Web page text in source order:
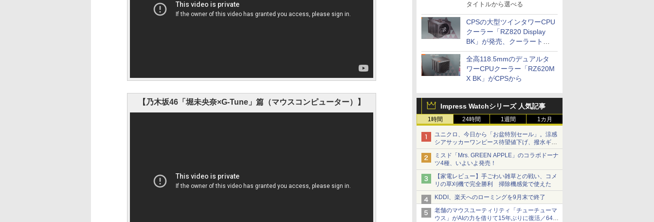
タイトルから選べる
CPSの大型ツインタワーCPU
クーラー「RZ820 Display
BK」が発売、クーラートッ
プに5インチ液晶搭載
全高118.5mmのデュアルタ
ワーCPUクーラー「RZ620M
X BK」がCPSから
Impress Watchシリーズ 人気記事
1時間 24時間 1週間 1カ月
ユニクロ、今日から「お盆特別セール」。涼感
シアサッカーワンピース待望値下げ、撥水ギア
ショーツは1990円に
ミスド「Mrs. GREEN APPLE」のコラボドーナ
ツ4種、いよいよ発売！
【家電レビュー】手ごわい雑草との戦い、コメ
リの草刈機で完全勝利 掃除機感覚で使えた
KDDI、楽天へのローミングを9月末で終了
老舗のマウスユーティリティ「チューチューマ
ウス」がAIの力を借りて15年ぶりに復活／64bit
【乃木坂46「堀未央奈×G-Tune」篇（マウスコンピューター）】